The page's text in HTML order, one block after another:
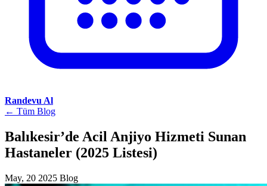
Randevu Al
← Tüm Blog
Balıkesir’de Acil Anjiyo Hizmeti Sunan
Hastaneler (2025 Listesi)
May, 20 2025 Blog